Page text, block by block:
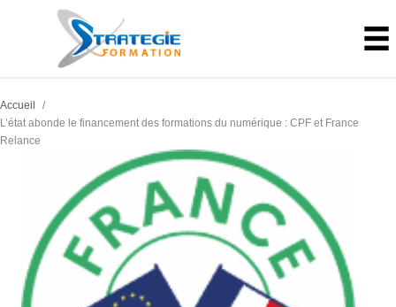
Accueil
L’état abonde le financement des formations du numérique : CPF et France
Relance